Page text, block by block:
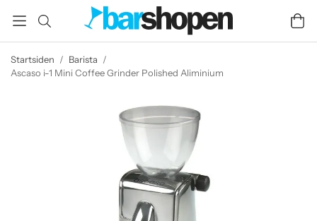
Startsiden / Barista /
Ascaso i-1 Mini Coffee Grinder Polished Aliminium